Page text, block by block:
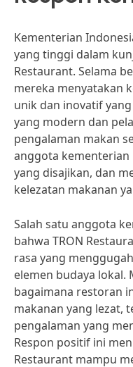
Kementerian
yang tinggi dalam
Restaurant. Selama
mereka menyatakan
unik dan inovatif
yang modern dan
pengalaman makan
anggota
yang disajikan, dan
kelezatan makanan
Salah satu anggota
bahwa TRON
rasa yang
elemen budaya lokal.
bagaimana restoran
makanan yang lezat,
pengalaman yang
Respon positif ini
Restaurant mampu